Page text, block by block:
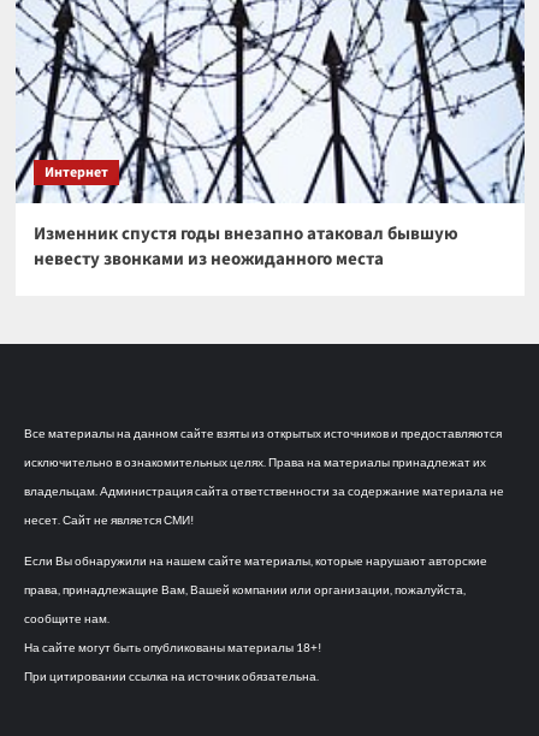
Интернет
Изменник спустя годы внезапно атаковал бывшую
невесту звонками из неожиданного места
Все материалы на данном сайте взяты из открытых источников и предоставляются
исключительно в ознакомительных целях. Права на материалы принадлежат их
владельцам. Администрация сайта ответственности за содержание материала не
несет. Сайт не является СМИ!
Если Вы обнаружили на нашем сайте материалы, которые нарушают авторские
права, принадлежащие Вам, Вашей компании или организации, пожалуйста,
сообщите нам.
На сайте могут быть опубликованы материалы 18+!
При цитировании ссылка на источник обязательна.